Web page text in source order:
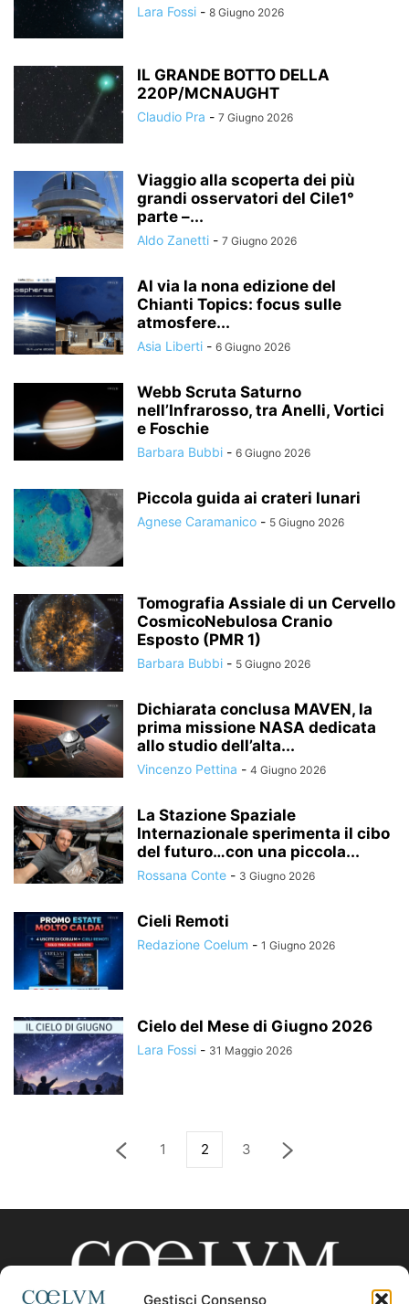
Gestisci Consenso
Lara Fossi - 8 Giugno 2026
IL GRANDE BOTTO DELLA
220P/MCNAUGHT
Claudio Pra - 7 Giugno 2026
Viaggio alla scoperta dei più
grandi osservatori del Cile1°
parte –...
Aldo Zanetti - 7 Giugno 2026
Al via la nona edizione del
Chianti Topics: focus sulle
atmosfere...
Asia Liberti - 6 Giugno 2026
Webb Scruta Saturno
nell’Infrarosso, tra Anelli, Vortici
e Foschie
Barbara Bubbi - 6 Giugno 2026
Piccola guida ai crateri lunari
Agnese Caramanico - 5 Giugno 2026
Tomografia Assiale di un Cervello
CosmicoNebulosa Cranio
Esposto (PMR 1)
Barbara Bubbi - 5 Giugno 2026
Dichiarata conclusa MAVEN, la
prima missione NASA dedicata
allo studio dell’alta...
Vincenzo Pettina - 4 Giugno 2026
La Stazione Spaziale
Internazionale sperimenta il cibo
del futuro…con una piccola...
Rossana Conte - 3 Giugno 2026
Cieli Remoti
Redazione Coelum - 1 Giugno 2026
Cielo del Mese di Giugno 2026
Lara Fossi - 31 Maggio 2026
1 2 3